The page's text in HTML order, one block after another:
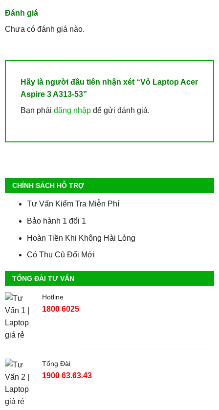
Đánh giá
Chưa có đánh giá nào.
Hãy là người đầu tiên nhận xét “Vỏ Laptop Acer
Aspire 3 A313-53”
Bạn phải đăng nhậpđể gửi đánh giá.
CHÍNH SÁCH HỖ TRỢ
Tư Vấn Kiểm Tra Miễn Phí
Bảo hành 1 đổi 1
Hoàn Tiền Khi Không Hài Lòng
Có Thu Cũ Đổi Mới
TỔNG ĐÀI TƯ VẤN
Hotline
1800 6025
Tổng Đài
1900 63.63.43